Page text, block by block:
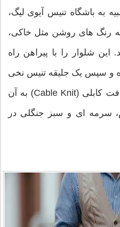
به باشگاه تنیس آیوی لیگ،
به رنگ های روشن مثل خاکی،
این شلوار را با پیراهن راه
و سپس یک جلیقه تنیس نخی
یا پشمی سبک با جزئیات بافت کابلی (Cable Knit) به آن
سرمه ای و سبز جنگلی در